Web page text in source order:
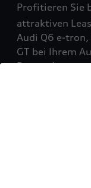
Profitieren Sie
attraktiven
Audi Q6 e-
GT bei Ihrem
Partner!